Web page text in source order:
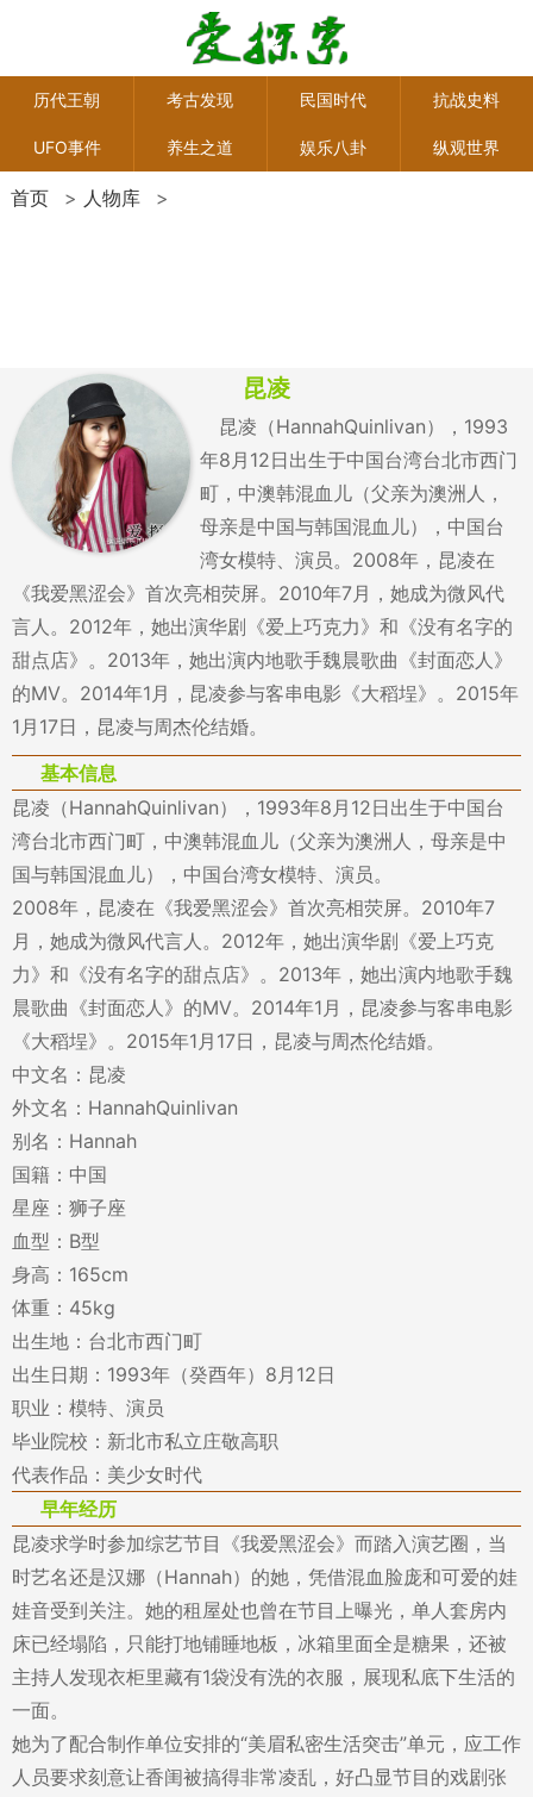
历代王朝 考古发现 民国时代 抗战史料
UFO事件 养生之道 娱乐八卦 纵观世界
首页 > 人物库 >
昆凌
昆凌（HannahQuinlivan），1993
年8月12日出生于中国台湾台北市西门
町，中澳韩混血儿（父亲为澳洲人，
母亲是中国与韩国混血儿），中国台
湾女模特、演员。2008年，昆凌在
《我爱黑涩会》首次亮相荧屏。2010年7月，她成为微风代
言人。2012年，她出演华剧《爱上巧克力》和《没有名字的
甜点店》。2013年，她出演内地歌手魏晨歌曲《封面恋人》
的MV。2014年1月，昆凌参与客串电影《大稻埕》。2015年
1月17日，昆凌与周杰伦结婚。
基本信息
昆凌（HannahQuinlivan），1993年8月12日出生于中国台
湾台北市西门町，中澳韩混血儿（父亲为澳洲人，母亲是中
国与韩国混血儿），中国台湾女模特、演员。
2008年，昆凌在《我爱黑涩会》首次亮相荧屏。2010年7
月，她成为微风代言人。2012年，她出演华剧《爱上巧克
力》和《没有名字的甜点店》。2013年，她出演内地歌手魏
晨歌曲《封面恋人》的MV。2014年1月，昆凌参与客串电影
《大稻埕》。2015年1月17日，昆凌与周杰伦结婚。
中文名：昆凌
外文名：HannahQuinlivan
别名：Hannah
国籍：中国
星座：狮子座
血型：B型
身高：165cm
体重：45kg
出生地：台北市西门町
出生日期：1993年（癸酉年）8月12日
职业：模特、演员
毕业院校：新北市私立庄敬高职
代表作品：美少女时代
早年经历
昆凌求学时参加综艺节目《我爱黑涩会》而踏入演艺圈，当
时艺名还是汉娜（Hannah）的她，凭借混血脸庞和可爱的娃
娃音受到关注。她的租屋处也曾在节目上曝光，单人套房内
床已经塌陷，只能打地铺睡地板，冰箱里面全是糖果，还被
主持人发现衣柜里藏有1袋没有洗的衣服，展现私底下生活的
一面。
她为了配合制作单位安排的“美眉私密生活突击”单元，应工作
人员要求刻意让香闺被搞得非常凌乱，好凸显节目的戏剧张